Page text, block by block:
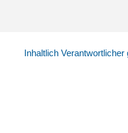
Inhaltlich